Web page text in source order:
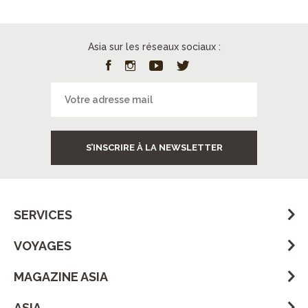
Asia sur les réseaux sociaux :
S’INSCRIRE À LA NEWSLETTER
SERVICES
VOYAGES
MAGAZINE ASIA